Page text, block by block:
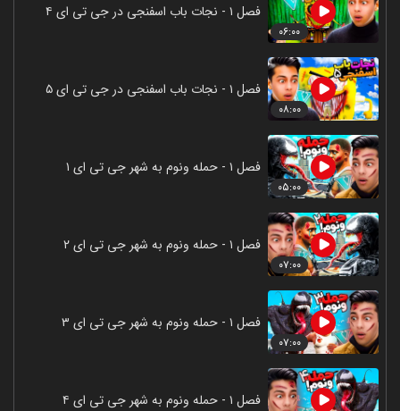
۰۶:۰۰
فصل ۱ - نجات باب اسفنجی در جی تی ای ۴
۰۸:۰۰
فصل ۱ - نجات باب اسفنجی در جی تی ای ۵
۰۵:۰۰
فصل ۱ - حمله ونوم به شهر جی تی ای ۱
۰۷:۰۰
فصل ۱ - حمله ونوم به شهر جی تی ای ۲
۰۷:۰۰
فصل ۱ - حمله ونوم به شهر جی تی ای ۳
فصل ۱ - حمله ونوم به شهر جی تی ای ۴